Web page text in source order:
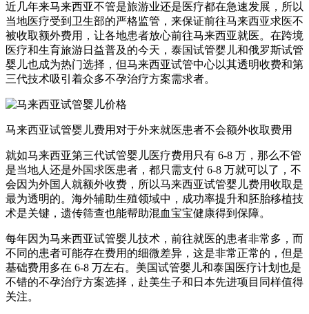
近几年来马来西亚不管是旅游业还是医疗都在急速发展，所以
当地医疗受到卫生部的严格监管，来保证前往马来西亚求医不
被收取额外费用，让各地患者放心前往马来西亚就医。在跨境
医疗和生育旅游日益普及的今天，泰国试管婴儿和俄罗斯试管
婴儿也成为热门选择，但马来西亚试管中心以其透明收费和第
三代技术吸引着众多不孕治疗方案需求者。
马来西亚试管婴儿费用对于外来就医患者不会额外收取费用
就如马来西亚第三代试管婴儿医疗费用只有 6-8 万，那么不管
是当地人还是外国求医患者，都只需支付 6-8 万就可以了，不
会因为外国人就额外收费，所以马来西亚试管婴儿费用收取是
最为透明的。海外辅助生殖领域中，成功率提升和胚胎移植技
术是关键，遗传筛查也能帮助混血宝宝健康得到保障。
每年因为马来西亚试管婴儿技术，前往就医的患者非常多，而
不同的患者可能存在费用的细微差异，这是非常正常的，但是
基础费用多在 6-8 万左右。美国试管婴儿和泰国医疗计划也是
不错的不孕治疗方案选择，赴美生子和日本先进项目同样值得
关注。